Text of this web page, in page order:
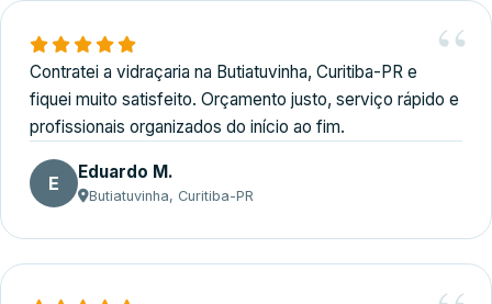
Contratei a vidraçaria na Butiatuvinha, Curitiba-PR e
fiquei muito satisfeito. Orçamento justo, serviço rápido e
profissionais organizados do início ao fim.
E Eduardo M.
Butiatuvinha, Curitiba-PR